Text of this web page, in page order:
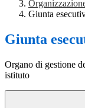
Giunta
Giunta
Organo di gestione
istituto